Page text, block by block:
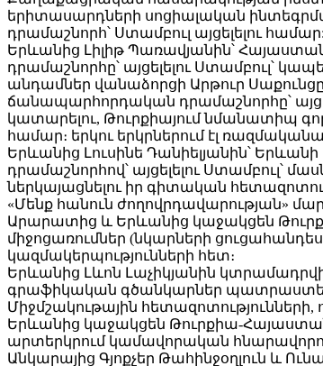
երիտասարդների սոցիալական
դրամաշնորհ՝ Ստամբուլ այցելելու
Երևանից Լիլիթ Պառավյանին՝
դրամաշնորհը՝ այցելելու Ստամբուլ՝
անդամներ վանաձորցի Արթուր
ճանապարհորդական դրամաշնորհը՝
կատարելու, Թուրքիայում նմանատիպ
համար։ երկու երկրներում էլ
Երևանից Լուսինե Դանիելյանին՝
դրամաշնորհով՝ այցելելու
ներկայացնելու իր գիտական
«Մենք հանուն ժողովրդավարության»
Արարատից և Երևանից կաջակցեն
միջոցառումներ (նկարների
կազմակերպությունների հետ։
Երևանից Լևոն Լաչիկյանին
գրաֆիկական գծանկարներ
Միջմշակութային
Երևանից կաջակցեն Թուրքիա-
արտերկրում կամավորական
Անկարայից Գյոքչեր Թահինջօղլուն և